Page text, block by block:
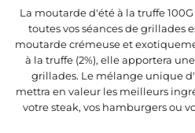
La moutarde d'été à la truffe
toutes vos séances de grillades
moutarde crémeuse et
à la truffe (2%), elle apportera
grillades. Le mélange unique
mettra en valeur les meilleurs
votre steak, vos hamburgers ou